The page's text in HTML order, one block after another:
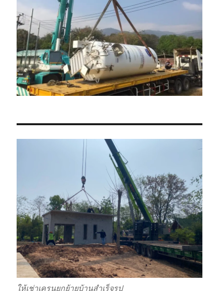
ให้เช่าเครนยกย้ายบ้านสำเร็จรูป